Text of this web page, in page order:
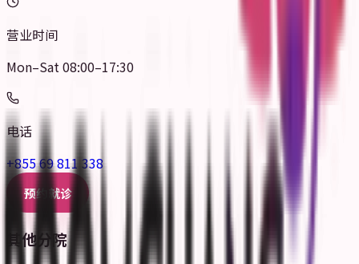
营业时间
Mon–Sat 08:00–17:30
电话
+855 69 811 338
预约就诊
其他分院